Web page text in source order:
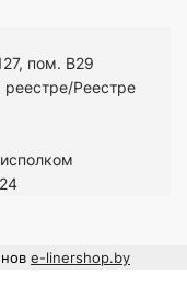
пом. В29
Реестре
e-linershop.by